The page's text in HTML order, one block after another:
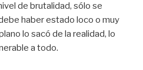
de brutalidad, sólo se
haber estado loco o muy
lo sacó de la realidad, lo
a todo.